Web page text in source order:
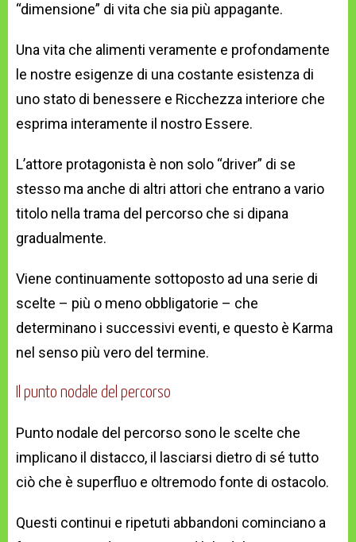
“dimensione” di vita che sia più appagante.
Una vita che alimenti veramente e profondamente
le nostre esigenze di una costante esistenza di
uno stato di benessere e Ricchezza interiore che
esprima interamente il nostro Essere.
L’attore protagonista è non solo “driver” di se
stesso ma anche di altri attori che entrano a vario
titolo nella trama del percorso che si dipana
gradualmente.
Viene continuamente sottoposto ad una serie di
scelte – più o meno obbligatorie – che
determinano i successivi eventi, e questo è Karma
nel senso più vero del termine.
Il punto nodale del percorso
Punto nodale del percorso sono le scelte che
implicano il distacco, il lasciarsi dietro di sé tutto
ciò che è superfluo e oltremodo fonte di ostacolo.
Questi continui e ripetuti abbandoni cominciano a